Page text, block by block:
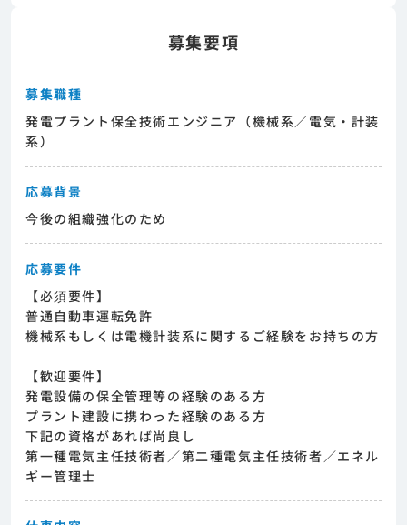
募集要項
募集職種
発電プラント保全技術エンジニア（機械系／電気・計装
系）
応募背景
今後の組織強化のため
応募要件
【必須要件】
普通自動車運転免許
機械系もしくは電機計装系に関するご経験をお持ちの方
【歓迎要件】
発電設備の保全管理等の経験のある方
プラント建設に携わった経験のある方
下記の資格があれば尚良し
第一種電気主任技術者／第二種電気主任技術者／エネル
ギー管理士